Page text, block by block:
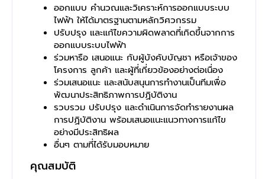
ออกแบบ คำนวณและวิเคราะห์การออกแบบระบบ
ไฟฟ้า ให้ได้มาตรฐานตามหลักวิศวกรรม
ปรับปรุง และแก้ไขความผิดพลาดที่เกิดขึ้นจากการ
ออกแบบระบบไฟฟ้า
ร่วมหารือ เสนอแนะ กับผู้บังคับบัญชา หรือเจ้าของ
โครงการ ลูกค้า และผู้ที่เกี่ยวข้องอย่างต่อเนื่อง
ร่วมเสนอแนะ และสนับสนุนการทำงานเป็นทีมเพื่อ
พัฒนาประสิทธิภาพการปฏิบัติงาน
รวบรวม ปรับปรุง และดำเนินการจัดทำรายงานผล
การปฏิบัติงาน พร้อมเสนอแนะแนวทางการแก้ไข
อย่างมีประสิทธิผล
อื่นๆ ตามที่ได้รับมอบหมาย
คุณสมบัติ